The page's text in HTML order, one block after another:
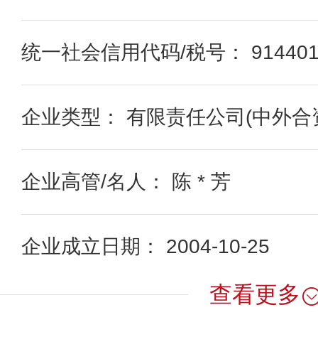
统一社会信用代码/税号：
企业类型： 有限责任公司(中外合
企业高管/名人： 陈 * 芳
企业成立日期： 2004-10-25
查看更多